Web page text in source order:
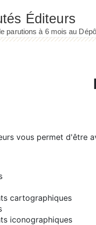
vous permet d'être
cartographiques
iconographiques